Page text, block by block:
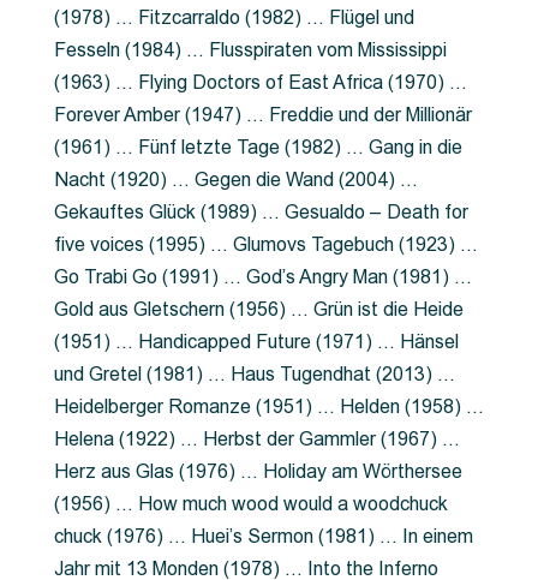
(1978) … Fitzcarraldo (1982) … Flügel und
Fesseln (1984) … Flusspiraten vom Mississippi
(1963) … Flying Doctors of East Africa (1970) …
Forever Amber (1947) … Freddie und der Millionär
(1961) … Fünf letzte Tage (1982) … Gang in die
Nacht (1920) … Gegen die Wand (2004) …
Gekauftes Glück (1989) … Gesualdo – Death for
five voices (1995) … Glumovs Tagebuch (1923) …
Go Trabi Go (1991) … God’s Angry Man (1981) …
Gold aus Gletschern (1956) … Grün ist die Heide
(1951) … Handicapped Future (1971) … Hänsel
und Gretel (1981) … Haus Tugendhat (2013) …
Heidelberger Romanze (1951) … Helden (1958) …
Helena (1922) … Herbst der Gammler (1967) …
Herz aus Glas (1976) … Holiday am Wörthersee
(1956) … How much wood would a woodchuck
chuck (1976) … Huei’s Sermon (1981) … In einem
Jahr mit 13 Monden (1978) … Into the Inferno